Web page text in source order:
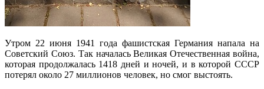
Утром 22 июня 1941 года фашистская Германия напала на
Советский Союз. Так началась Великая Отечественная война,
которая продолжалась 1418 дней и ночей, и в которой СССР
потерял около 27 миллионов человек, но смог выстоять.